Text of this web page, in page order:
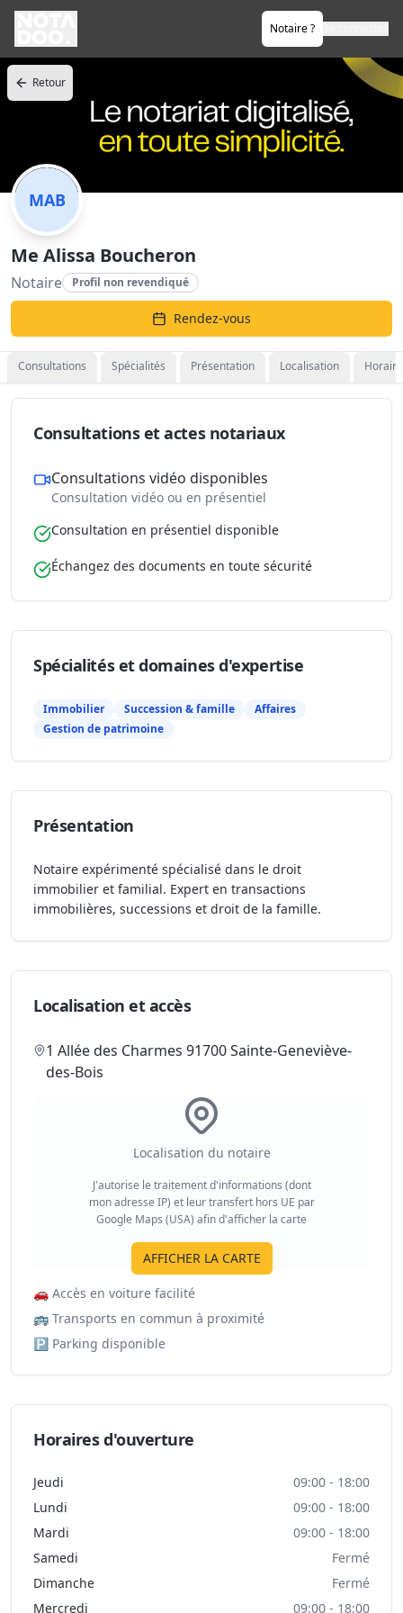
Notaire ?
Retour
MAB
Me Alissa Boucheron
Notaire Profil non revendiqué
Rendez-vous
Consultations Spécialités Présentation Localisation
Consultations et actes notariaux
Consultations vidéo disponibles
Consultation vidéo ou en présentiel
Consultation en présentiel disponible
Échangez des documents en toute sécurité
Spécialités et domaines d'expertise
Immobilier Succession & famille
Affaires
Gestion de patrimoine
Présentation
Notaire expérimenté spécialisé dans le droit
immobilier et familial. Expert en transactions
immobilières, successions et droit de la famille.
Localisation et accès
1 Allée des Charmes 91700 Sainte-Geneviève-
des-Bois
Localisation du notaire
J'autorise le traitement d'informations (dont
mon adresse IP) et leur transfert hors UE par
Google Maps (USA) afin d'afficher la carte
AFFICHER LA CARTE
🚗 Accès en voiture facilité
🚌 Transports en commun à proximité
🅿️ Parking disponible
Horaires d'ouverture
Jeudi
09:00 - 18:00
Lundi
09:00 - 18:00
Mardi
09:00 - 18:00
Samedi
Fermé
Dimanche
Fermé
Mercredi
09:00 - 18:00